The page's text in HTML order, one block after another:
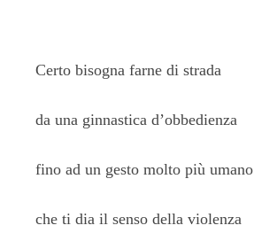
Certo bisogna farne di strada
da una ginnastica d’obbedienza
fino ad un gesto molto più umano
che ti dia il senso della violenza